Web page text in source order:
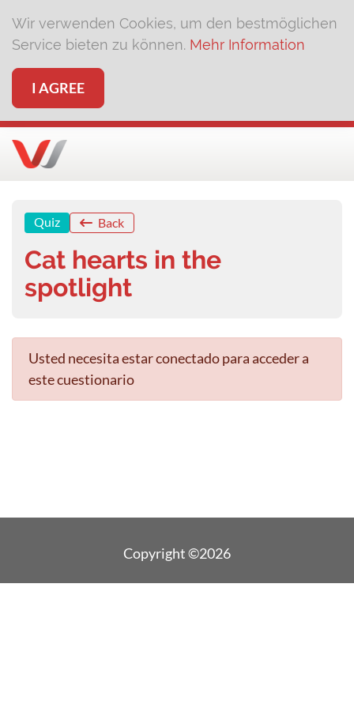
Wir verwenden Cookies, um den bestmöglichen
Service bieten zu können. Mehr Information
I AGREE
Quiz Back
Cat hearts in the
spotlight
Usted necesita estar conectado para acceder a
este cuestionario
Copyright ©2026